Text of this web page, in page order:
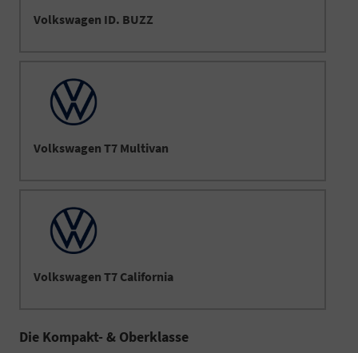
Volkswagen ID. BUZZ
Volkswagen T7 Multivan
Volkswagen T7 California
Die Kompakt- & Oberklasse